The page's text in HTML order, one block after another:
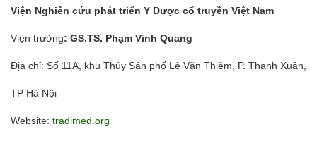
Viện Nghiên cứu phát triển Y Dược cổ truyền Việt Nam
Viện trưởng: GS.TS. Phạm Vinh Quang
Địa chỉ: Số 11A, khu Thủy Sản phố Lê Văn Thiêm, P. Thanh Xuân,
TP Hà Nội
Website: tradimed.org